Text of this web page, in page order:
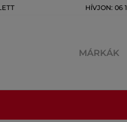
HÍVJON: 06 1
MÁRKÁK